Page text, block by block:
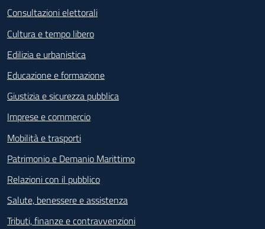
Consultazioni elettorali
Cultura e tempo libero
Edilizia e urbanistica
Educazione e formazione
Giustizia e sicurezza pubblica
Imprese e commercio
Mobilità e trasporti
Patrimonio e Demanio Marittimo
Relazioni con il pubblico
Salute, benessere e assistenza
Tributi, finanze e contravvenzioni